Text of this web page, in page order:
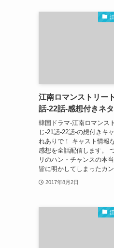
江南ロマンストリー
話-22話-感想付きネ
韓国ドラマ-江南ロマンス
じ-21話-22話-の想付きキ
れありで！ キャスト情報
感想を全話配信します。
リのハン・チャンスの本
皆に明かしてしまったカン
2017年8月2日